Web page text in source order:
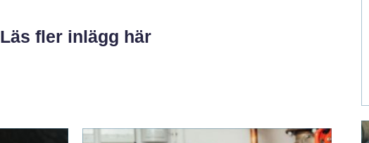
Läs fler inlägg här